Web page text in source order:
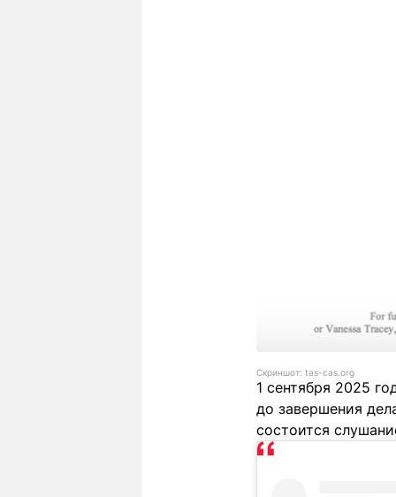
Скриншот: tas-cas.org
1 сентября 2025
до завершения
состоится